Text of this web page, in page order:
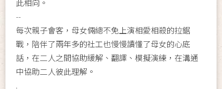
此相向。
--
每次親子會客，母女倆總不免上演相愛相殺的拉鋸
戰，陪伴了兩年多的社工也慢慢讀懂了母女的心底
話，在二人之間協助緩解、翻譯、模擬演練，在溝通
中協助二人彼此理解。